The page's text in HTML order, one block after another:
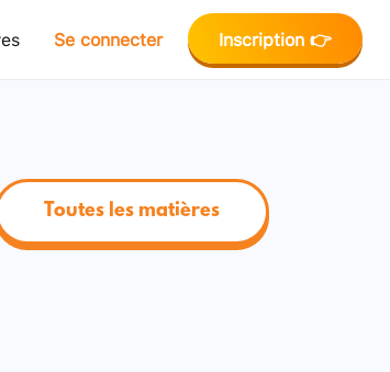
Se connecter Inscription 👉
Toutes les matières